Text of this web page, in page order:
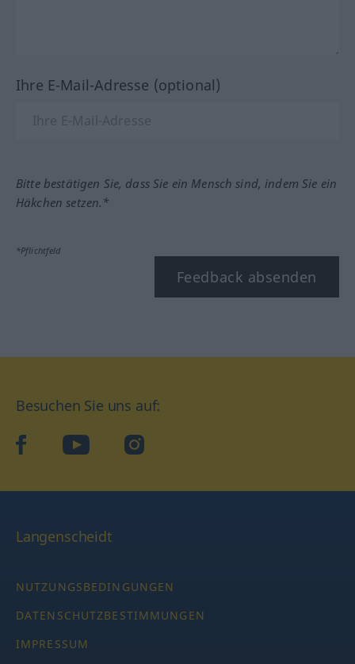
Ihre E-Mail-Adresse (optional)
Bitte bestätigen Sie, dass Sie ein Mensch sind, indem Sie ein
Häkchen setzen.*
*Pflichtfeld
Feedback absenden
Besuchen Sie uns auf:
facebookYouTube Instagram
Langenscheidt
NUTZUNGSBEDINGUNGEN
DATENSCHUTZBESTIMMUNGEN
IMPRESSUM